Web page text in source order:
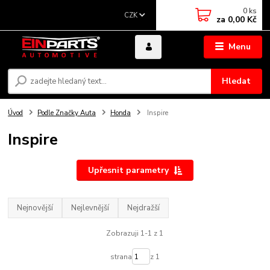
Menu
CZK
Hledat
0 ks
za 0,00 Kč
Úvod Podle Značky Auta Honda Inspire
Inspire
Upřesnit parametry
Nejnovější Nejlevnější Nejdražší
Zobrazuji 1-1 z 1
strana z 1